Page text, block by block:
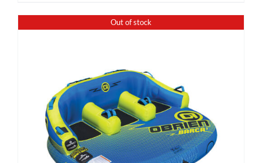
Out of stock